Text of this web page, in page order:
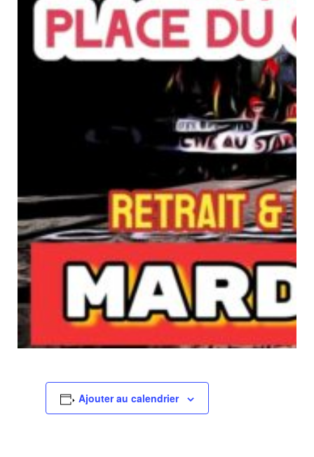
Ajouter au calendrier